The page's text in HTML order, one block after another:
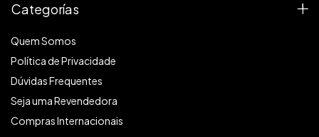
Categorías
Quem Somos
Política de Privacidade
Dúvidas Frequentes
Seja uma Revendedora
Compras Internacionais